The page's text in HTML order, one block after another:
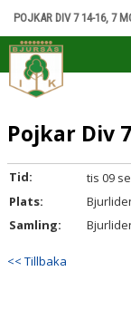
POJKAR DIV 7 14-16, 7
HEM
KALENDER
MATCHER
DOKUMENT
Pojkar Div
Tid:
tis 09
Plats:
Samling:
<< Tillbaka